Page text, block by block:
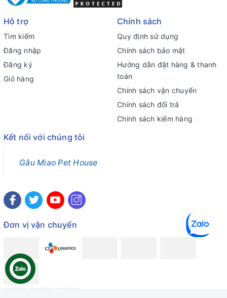
Hỗ trợ
Tìm kiếm
Đăng nhập
Đăng ký
Giỏ hàng
Chính sách
Quy định sử dụng
Chính sách bảo mật
Hướng dẫn đặt hàng & thanh
toán
Chính sách vận chuyển
Chính sách đổi trả
Chính sách kiểm hàng
Kết nối với chúng tôi
Gâu Miao Pet House
Đơn vị vận chuyển